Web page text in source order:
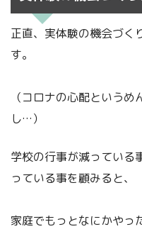
正直、実体験の機会づく
す。
（コロナの心配という
し…）
学校の行事が減っている
っている事を顧みると、
家庭でもっとなにかやっ